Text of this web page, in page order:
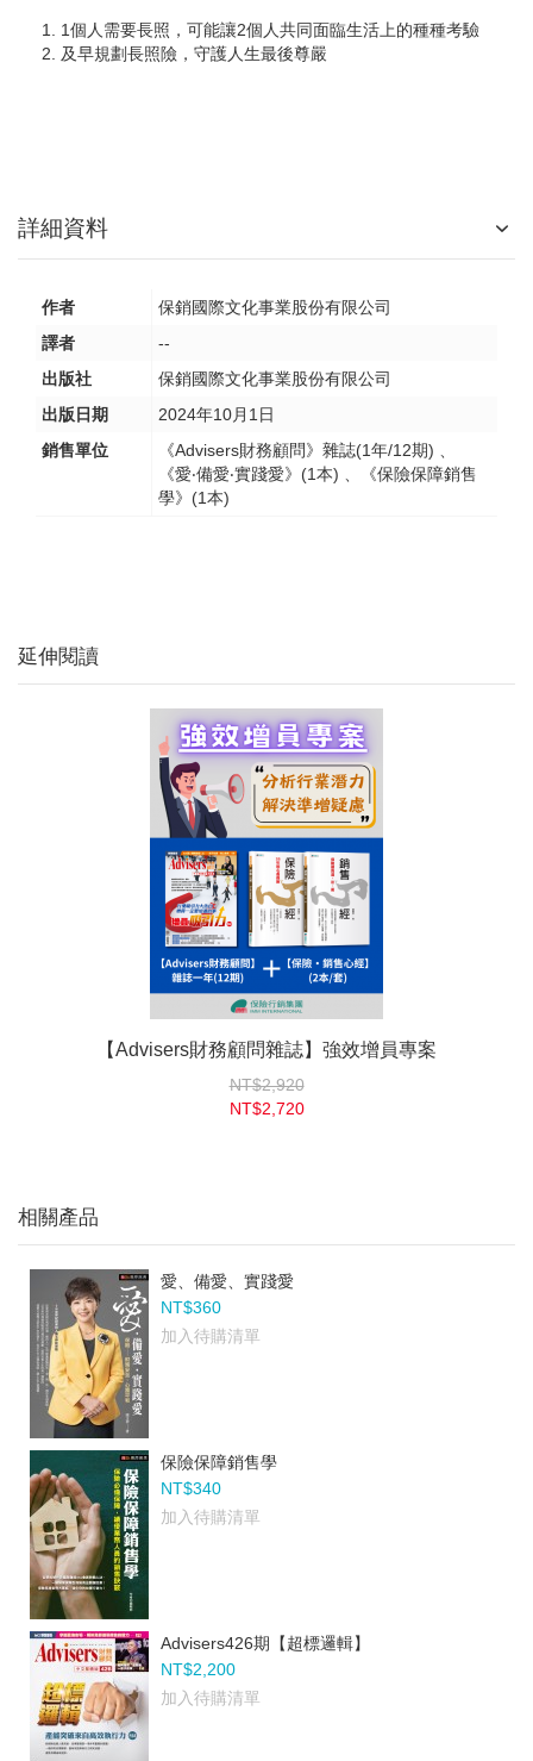
延伸閱讀
【Advisers財務顧問雜誌】強效增員專案
NT$2,920
NT$2,720
相關產品
愛、備愛、實踐愛
NT$360
加入待購清單
保險保障銷售學
NT$340
加入待購清單
Advisers426期【超標邏輯】
NT$2,200
加入待購清單
1個人需要長照，可能讓2個人共同面臨生活上的種種考驗
及早規劃長照險，守護人生最後尊嚴
詳細資料
作者
保銷國際文化事業股份有限公司
譯者
--
出版社
保銷國際文化事業股份有限公司
出版日期
2024年10月1日
銷售單位
《Advisers財務顧問》雜誌(1年/12期) 、
《愛‧備愛‧實踐愛》(1本) 、《保險保障銷售
學》(1本)